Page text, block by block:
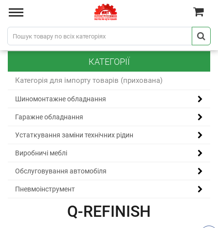
КАТЕГОРІЇ
Категорія для імпорту товарів (прихована)
Шиномонтажне обладнання
Гаражне обладнання
Устаткування заміни технічних рідин
Виробничі меблі
Обслуговування автомобіля
Пневмоінструмент
Q-REFINISH